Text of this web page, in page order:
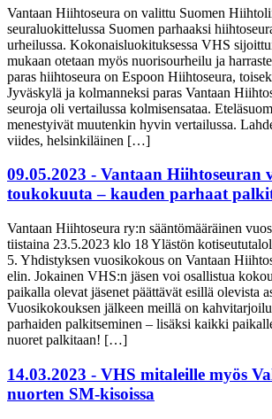
Vantaan Hiihtoseura on valittu Suomen
seuraluokittelussa Suomen parhaaksi
urheilussa. Kokonaisluokituksessa VHS
mukaan otetaan myös nuorisourheilu ja
paras hiihtoseura on Espoon Hiihtoseura,
Jyväskylä ja kolmanneksi paras Vantaan
seuroja oli vertailussa kolmisensataa.
menestyivät muutenkin hyvin vertailussa.
viides, helsinkiläinen […]
09.05.2023 - Vantaan Hiihtoseuran
toukokuuta – kauden parhaat
Vantaan Hiihtoseura ry:n sääntömääräinen
tiistaina 23.5.2023 klo 18 Ylästön
5. Yhdistyksen vuosikokous on Vantaan
elin. Jokainen VHS:n jäsen voi osallistua
paikalla olevat jäsenet päättävät esillä olevista
Vuosikokouksen jälkeen meillä on
parhaiden palkitseminen – lisäksi kaikki
nuoret palkitaan! […]
14.03.2023 - VHS mitaleille myös
nuorten SM-kisoissa